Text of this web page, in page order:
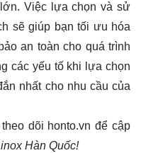
Việc lựa chọn và sử
sẽ giúp bạn tối ưu hóa
an toàn cho quá trình
các yếu tố khi lựa chọn
nhất cho nhu cầu của
dõi honto.vn để cập
Hàn Quốc!